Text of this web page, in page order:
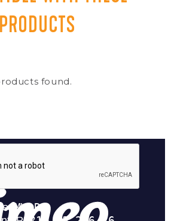
PRODUCTS
found.